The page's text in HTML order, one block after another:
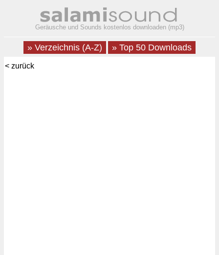
Geräusche und Sounds kostenlos downloaden (mp3)
» Verzeichnis (A-Z) » Top 50 Downloads
< zurück